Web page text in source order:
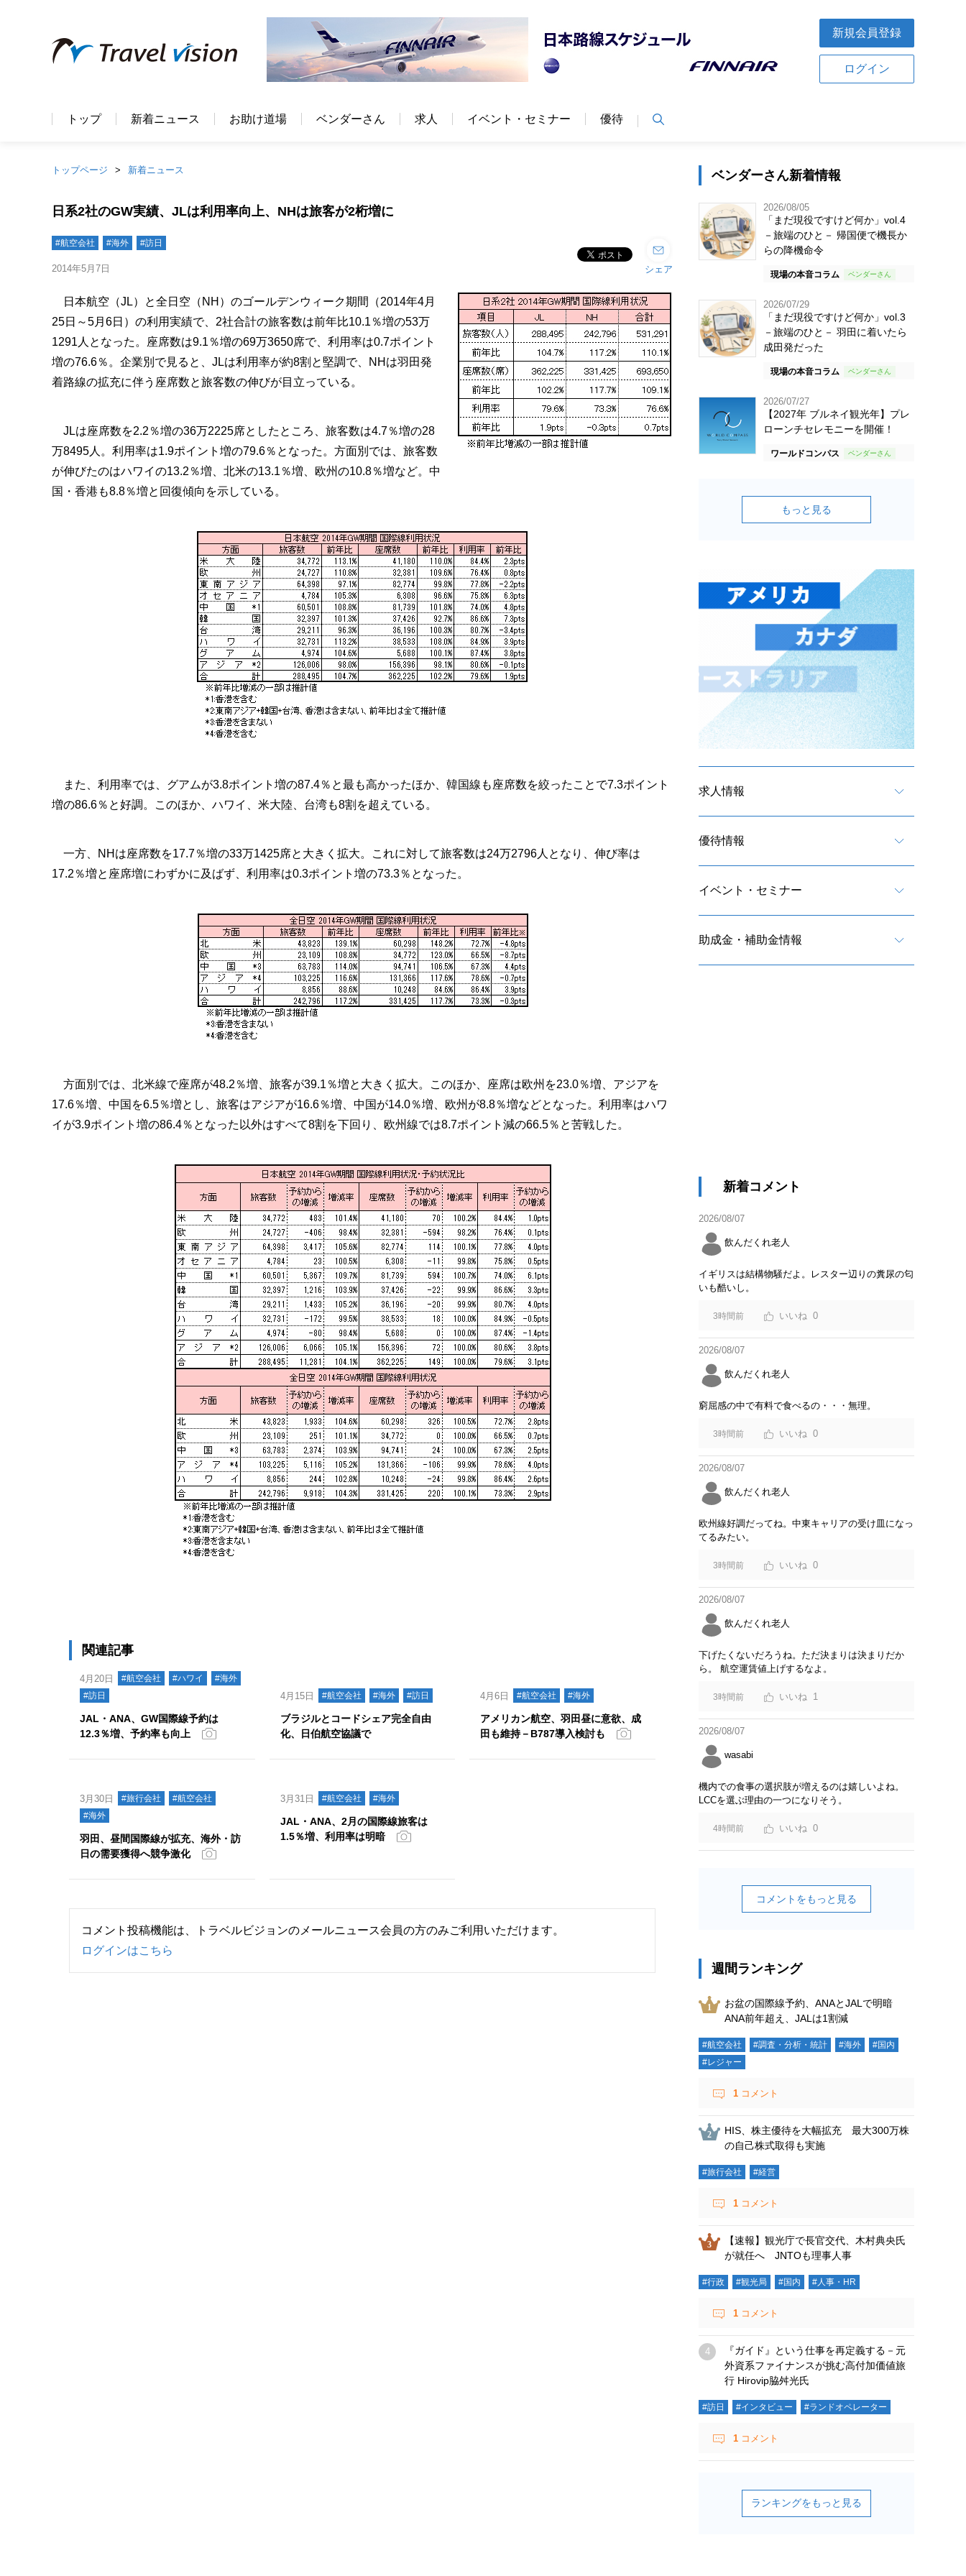
新規会員登録
ログイン
トップ 新着ニュース お助け道場 ベンダーさん 求人 イベント・セミナー 優待
トップページ 新着ニュース
日系2社のGW実績、JLは利用率向上、NHは旅客が2桁増に
#航空会社 #海外 #訪日
2014年5月7日 シェア
日本航空（JL）と全日空（NH）のゴールデンウィーク期間（2014年4月
25日～5月6日）の利用実績で、2社合計の旅客数は前年比10.1％増の53万
1291人となった。座席数は9.1％増の69万3650席で、利用率は0.7ポイント
増の76.6％。企業別で見ると、JLは利用率が約8割と堅調で、NHは羽田発
着路線の拡充に伴う座席数と旅客数の伸びが目立っている。
JLは座席数を2.2％増の36万2225席としたところ、旅客数は4.7％増の28
万8495人。利用率は1.9ポイント増の79.6％となった。方面別では、旅客数
が伸びたのはハワイの13.2％増、北米の13.1％増、欧州の10.8％増など。中
国・香港も8.8％増と回復傾向を示している。
また、利用率では、グアムが3.8ポイント増の87.4％と最も高かったほか、韓国線も座席数を絞ったことで7.3ポイント
増の86.6％と好調。このほか、ハワイ、米大陸、台湾も8割を超えている。
一方、NHは座席数を17.7％増の33万1425席と大きく拡大。これに対して旅客数は24万2796人となり、伸び率は
17.2％増と座席増にわずかに及ばず、利用率は0.3ポイント増の73.3％となった。
方面別では、北米線で座席が48.2％増、旅客が39.1％増と大きく拡大。このほか、座席は欧州を23.0％増、アジアを
17.6％増、中国を6.5％増とし、旅客はアジアが16.6％増、中国が14.0％増、欧州が8.8％増などとなった。利用率はハワ
イが3.9ポイント増の86.4％となった以外はすべて8割を下回り、欧州線では8.7ポイント減の66.5％と苦戦した。
関連記事
4月20日 #航空会社 #ハワイ
#海外
#訪日
JAL・ANA、GW国際線予約は
12.3％増、予約率も向上
4月15日 #航空会社 #海外 #訪日
ブラジルとコードシェア完全自由
化、日伯航空協議で
4月6日 #航空会社 #海外
アメリカン航空、羽田昼に意欲、成
田も維持－B787導入検討も
3月30日 #旅行会社
#航空会社
#海外
羽田、昼間国際線が拡充、海外・訪
日の需要獲得へ競争激化
3月31日 #航空会社 #海外
JAL・ANA、2月の国際線旅客は
1.5％増、利用率は明暗
コメント投稿機能は、トラベルビジョンのメールニュース会員の方のみご利用いただけます。
ログインはこちら
ベンダーさん新着情報
2026/08/05
「まだ現役ですけど何か」vol.4
－旅端のひと－ 帰国便で機長か
らの降機命令
現場の本音コラム
2026/07/29
「まだ現役ですけど何か」vol.3
－旅端のひと－ 羽田に着いたら
成田発だった
現場の本音コラム
2026/07/27
【2027年 ブルネイ観光年】プレ
ローンチセレモニーを開催！
ワールドコンパス
もっと見る
求人情報
優待情報
イベント・セミナー
助成金・補助金情報
新着コメント
2026/08/07
飲んだくれ老人
イギリスは結構物騒だよ。レスター辺りの糞尿の匂
いも酷いし。
3時間前 0
2026/08/07
飲んだくれ老人
窮屈感の中で有料で食べるの・・・無理。
3時間前 0
2026/08/07
飲んだくれ老人
欧州線好調だってね。中東キャリアの受け皿になっ
てるみたい。
3時間前 0
2026/08/07
飲んだくれ老人
下げたくないだろうね。ただ決まりは決まりだか
ら。 航空運賃値上げするなよ。
3時間前 1
2026/08/07
wasabi
機内での食事の選択肢が増えるのは嬉しいよね。
LCCを選ぶ理由の一つになりそう。
4時間前 0
コメントをもっと見る
週間ランキング
お盆の国際線予約、ANAとJALで明暗
ANA前年超え、JALは1割減
#航空会社 #調査・分析・統計 #海外
#国内
#レジャー
1 コメント
HIS、株主優待を大幅拡充 最大300万株
の自己株式取得も実施
#旅行会社 #経営
1 コメント
【速報】観光庁で長官交代、木村典央氏
が就任へ JNTOも理事人事
#行政 #観光局 #国内 #人事・HR
1 コメント
『ガイド』という仕事を再定義する－元
外資系ファイナンスが挑む高付加価値旅
行 Hirovip脇舛光氏
#訪日 #インタビュー #ランドオペレーター
1 コメント